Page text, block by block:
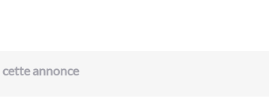
annonce